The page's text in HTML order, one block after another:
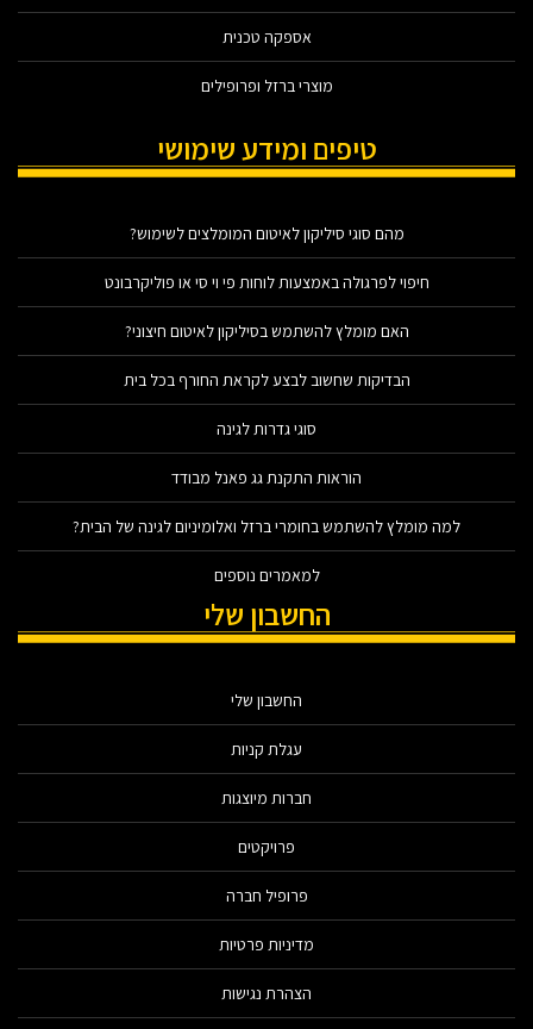
אספקה טכנית
מוצרי ברזל ופרופילים
טיפים ומידע שימושי
מהם סוגי סיליקון לאיטום המומלצים לשימוש?
חיפוי לפרגולה באמצעות לוחות פי וי סי או פוליקרבונט
האם מומלץ להשתמש בסיליקון לאיטום חיצוני?
הבדיקות שחשוב לבצע לקראת החורף בכל בית
סוגי גדרות לגינה
הוראות התקנת גג פאנל מבודד
למה מומלץ להשתמש בחומרי ברזל ואלומיניום לגינה של הבית?
למאמרים נוספים
החשבון שלי
החשבון שלי
עגלת קניות
חברות מיוצגות
פרויקטים
פרופיל חברה
מדיניות פרטיות
הצהרת נגישות